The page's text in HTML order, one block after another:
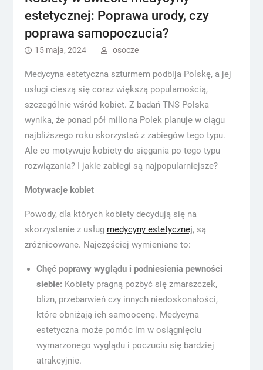
estetycznej: Poprawa urody, czy
poprawa samopoczucia?
15 maja, 2024 osocze
Medycyna estetyczna szturmem podbija Polskę, a jej
usługi cieszą się coraz większą popularnością,
szczególnie wśród kobiet. Z badań TNS Polska
wynika, że ponad pół miliona Polek planuje w ciągu
najbliższego roku skorzystać z zabiegów tego typu.
Ale co motywuje kobiety do sięgania po tego typu
rozwiązania? I jakie zabiegi są najpopularniejsze?
Motywacje kobiet
Powody, dla których kobiety decydują się na
skorzystanie z usług medycyny estetycznej, są
zróżnicowane. Najczęściej wymieniane to:
Chęć poprawy wyglądu i podniesienia pewności
siebie: Kobiety pragną pozbyć się zmarszczek,
blizn, przebarwień czy innych niedoskonałości,
które obniżają ich samoocenę. Medycyna
estetyczna może pomóc im w osiągnięciu
wymarzonego wyglądu i poczuciu się bardziej
atrakcyjnie.